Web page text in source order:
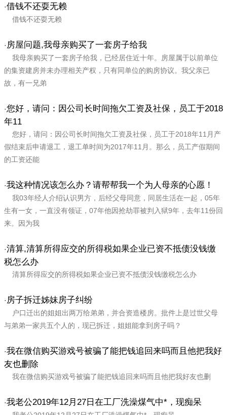
·借钱不还耍无赖
借钱不还耍无赖
· 房屋问题,我母亲购买了一套房子给我
我母亲购买了一套房子给我，已经居住近十年。房屋属于以前单位
的集资建房并未办理相关产权，只有同单位的购房协议。我父亲已
故，有一兄弟
·您好，请问：因公司长时间拖欠工资及社保，员工于2018
年11
您好，请问：因公司长时间拖欠工资及社保，员工于2018年11月产
假结束后申请退工，退工单时间为2017年11月。那么，员工产假期间
的工资还能
·我这种情况该怎么办？请帮帮我一个为人母亲的心愿！
我03年经人介绍认识男方，后经父母同意，同居生活在一起，05年
生有一女，一直没有领证，07年他因抢劫罪被判入狱9年，去年11份回
来。因为我
·清算,清算所得应交的所得税如果企业已资不抵债没钱缴
税怎么办
清算所得应交的所得税如果企业已资不抵债没钱缴税怎么办
· 房子拆迁姊妹房子纠纷
户口迁出的姐姐出两万给弟弟，并合资造楼房。批件上是过世父母
与弟弟一家共五个人的，现已拆迁，姐姐能拿到房子吗？
·我在微信购买游戏号被骗了能把钱追回来吗而且他把我好
友也删除
我在微信购买游戏号被骗了能把钱追回来吗而且他把我好友也删
·我老公2019年12月27日在工厂洗澡煤气中*，现痴呆